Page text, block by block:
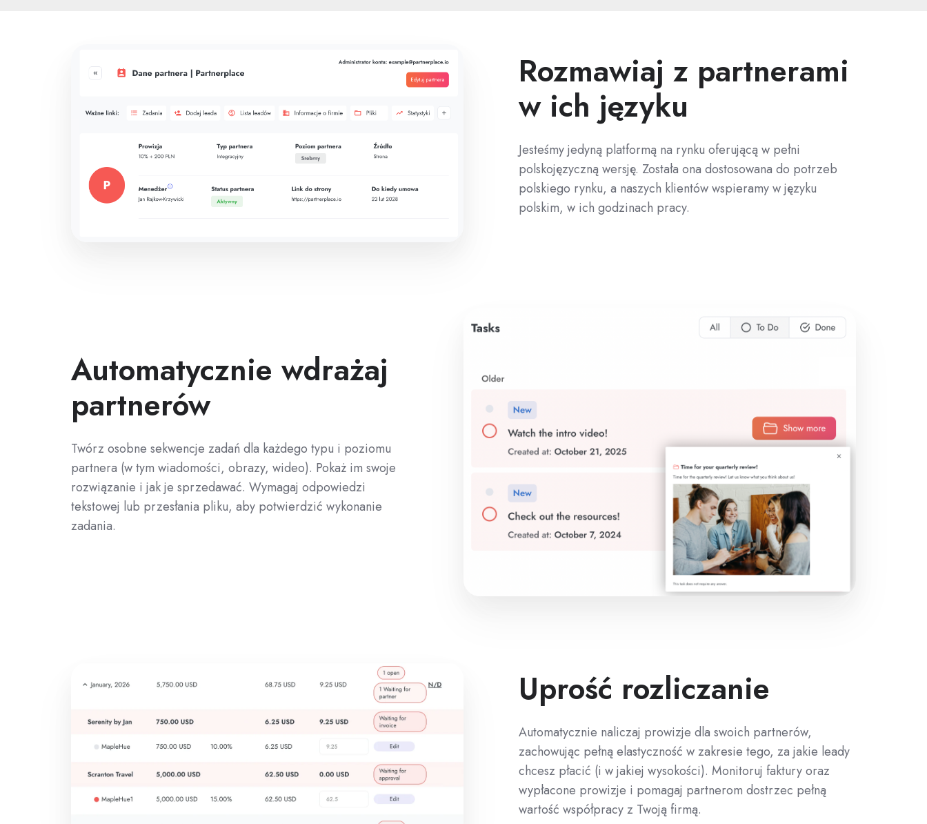
Rozmawiaj z partnerami
w ich języku
Jesteśmy jedyną platformą na rynku oferującą w pełni
polskojęzyczną wersję. Została ona dostosowana do potrzeb
polskiego rynku, a naszych klientów wspieramy w języku
polskim, w ich godzinach pracy.
Automatycznie wdrażaj
partnerów
Twórz osobne sekwencje zadań dla każdego typu i poziomu
partnera (w tym wiadomości, obrazy, wideo). Pokaż im swoje
rozwiązanie i jak je sprzedawać. Wymagaj odpowiedzi
tekstowej lub przesłania pliku, aby potwierdzić wykonanie
zadania.
Uprość rozliczanie
Automatycznie naliczaj prowizje dla swoich partnerów,
zachowując pełną elastyczność w zakresie tego, za jakie leady
chcesz płacić (i w jakiej wysokości). Monitoruj faktury oraz
wypłacone prowizje i pomagaj partnerom dostrzec pełną
wartość współpracy z Twoją firmą.